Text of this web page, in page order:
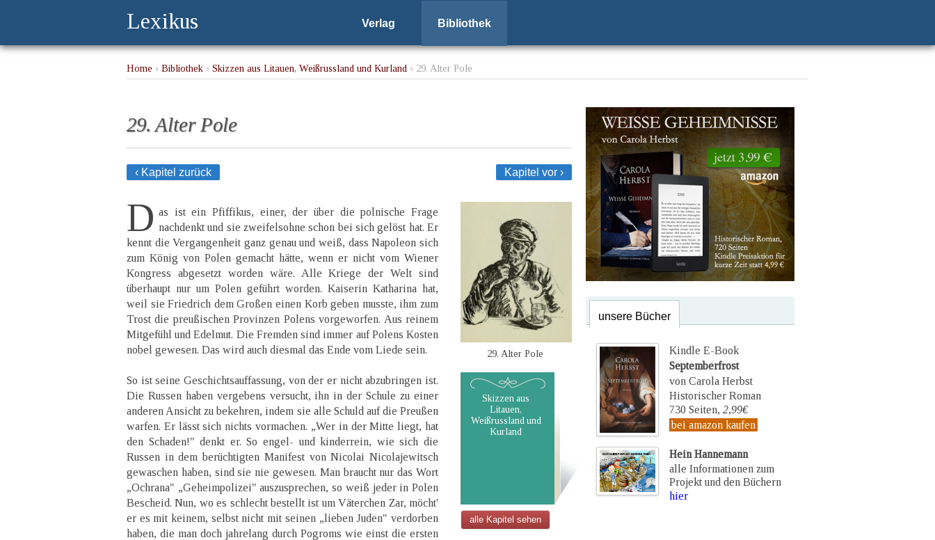
Lexikus Verlag Bibliothek
Home › Bibliothek › Skizzen aus Litauen, Weißrussland und Kurland › 29. Alter Pole
29. Alter Pole
‹ Kapitel zurück Kapitel vor ›
D as ist ein Pfiffikus, einer, der über die polnische Frage
nachdenkt und sie zweifelsohne schon bei sich gelöst hat. Er
kennt die Vergangenheit ganz genau und weiß, dass Napoleon sich
zum König von Polen gemacht hätte, wenn er nicht vom Wiener
Kongress abgesetzt worden wäre. Alle Kriege der Welt sind
überhaupt nur um Polen geführt worden. Kaiserin Katharina hat,
weil sie Friedrich dem Großen einen Korb geben musste, ihm zum
Trost die preußischen Provinzen Polens vorgeworfen. Aus reinem
Mitgefühl und Edelmut. Die Fremden sind immer auf Polens Kosten
nobel gewesen. Das wird auch diesmal das Ende vom Liede sein.
So ist seine Geschichtsauffassung, von der er nicht abzubringen ist.
Die Russen haben vergebens versucht, ihn in der Schule zu einer
anderen Ansicht zu bekehren, indem sie alle Schuld auf die Preußen
warfen. Er lässt sich nichts vormachen. „Wer in der Mitte liegt, hat
den Schaden!" denkt er. So engel- und kinderrein, wie sich die
Russen in dem berüchtigten Manifest von Nicolai Nicolajewitsch
gewaschen haben, sind sie nie gewesen. Man braucht nur das Wort
„Ochrana" „Geheimpolizei" auszusprechen, so weiß jeder in Polen
Bescheid. Nun, wo es schlecht bestellt ist um Väterchen Zar, möcht'
er es mit keinem, selbst nicht mit seinen „lieben Juden" verdorben
haben, die man doch jahrelang durch Pogroms wie einst die ersten
29. Alter Pole
Skizzen aus
Litauen,
Weißrussland und
Kurland
alle Kapitel sehen
unsere Bücher
Kindle E-Book
Septemberfrost
von Carola Herbst
Historischer Roman
730 Seiten, 2,99€
bei amazon kaufen
Hein Hannemann
alle Informationen zum
Projekt und den Büchern
hier